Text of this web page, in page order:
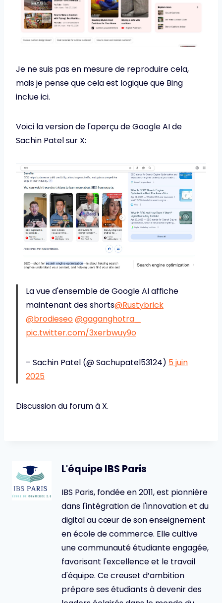
Je ne suis pas en mesure de reproduire cela,
mais je pense que cela est logique que Bing
inclue ici.
Voici la version de l'aperçu de Google AI de
Sachin Patel sur X:
La vue d'ensemble de Google AI affiche
maintenant des shorts@Rustybrick
@brodieseo@gaganghotra_
pic.twitter.com/3xerbwuy9o
– Sachin Patel (@ Sachupatel53124) 5 juin
2025
Discussion du forum à X.
L'équipe IBS Paris
IBS Paris, fondée en 2011, est pionnière
dans l'intégration de l'innovation et du
digital au cœur de son enseignement
en école de commerce. Elle cultive
une communauté étudiante engagée,
favorisant l'excellence et le travail
d'équipe. Ce creuset d’ambition
prépare ses étudiants à devenir des